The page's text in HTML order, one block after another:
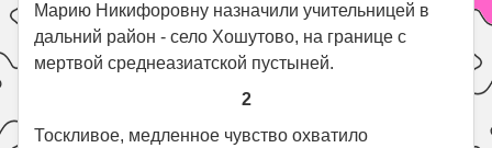
Марию Никифоровну назначили учительницей в
дальний район - село Хошутово, на границе с
мертвой среднеазиатской пустыней.
2
Тоскливое, медленное чувство охватило